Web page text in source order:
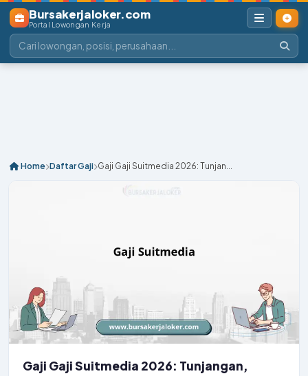
Bursakerjaloker.com
Portal Lowongan Kerja
Home Daftar Gaji Gaji Gaji Suitmedia 2026: Tunjan...
Gaji Gaji Suitmedia 2026: Tunjangan,